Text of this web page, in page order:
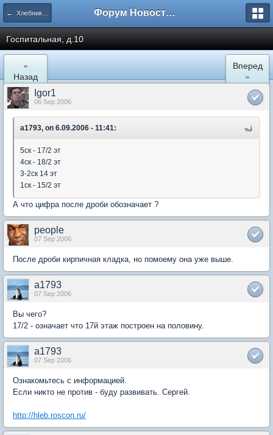
← Хлебниково Форум Новостройки
Госпитальная, д.10
«
Назад
Вперед
»
Igor1
06 Sep 2006
a1793, on 6.09.2006 - 11:41:
5ск - 17/2 эт
4ск - 18/2 эт
3-2ск 14 эт
1ск - 15/2 эт
А что цифра после дроби обозначает ?
people
07 Sep 2006
После дроби кирпичная кладка, но помоему она уже выше.
a1793
07 Sep 2006
Вы чего?
17/2 - означает что 17й этаж построен на половину.
a1793
07 Sep 2006
Ознакомьтесь с информацией.
Если никто не против - буду развивать. Сергей.
http://hleb.roscon.ru/